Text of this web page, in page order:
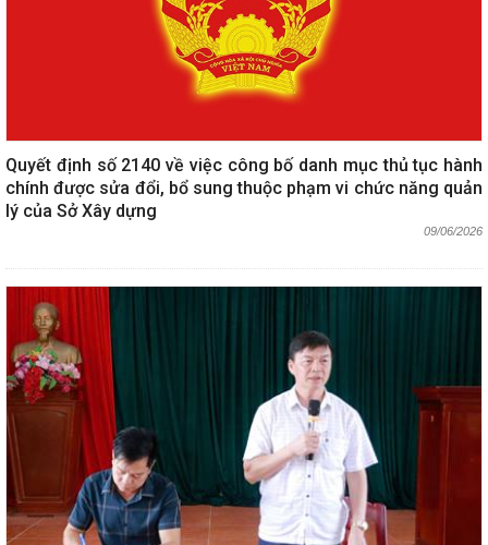
Quyết định số 2140 về việc công bố danh mục thủ tục hành
chính được sửa đổi, bổ sung thuộc phạm vi chức năng quản
lý của Sở Xây dựng
09/06/2026